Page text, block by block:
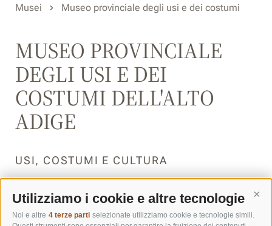
Utilizziamo i cookie e altre tecnologie
Noi e altre 4 terze parti selezionate utilizziamo cookie e tecnologie simili.
Musei
Museo provinciale degli usi e dei costumi
MUSEO PROVINCIALE
DEGLI USI E DEI
COSTUMI DELL'ALTO
ADIGE
USI, COSTUMI E CULTURA